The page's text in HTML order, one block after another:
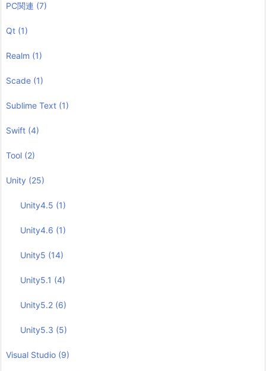
PC関連 (7)
Qt (1)
Realm (1)
Scade (1)
Sublime Text (1)
Swift (4)
Tool (2)
Unity (25)
Unity4.5 (1)
Unity4.6 (1)
Unity5 (14)
Unity5.1 (4)
Unity5.2 (6)
Unity5.3 (5)
Visual Studio (9)